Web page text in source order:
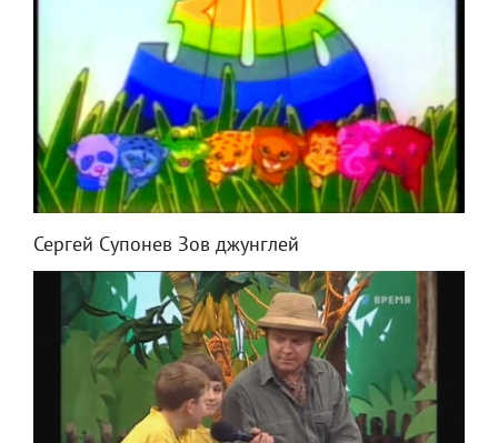
Сергей Супонев Зов джунглей